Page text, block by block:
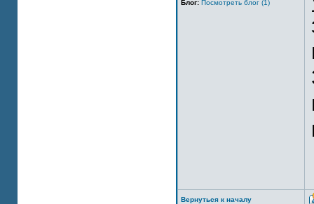
Блог: Посмотреть блог (1)
Вернуться к началу